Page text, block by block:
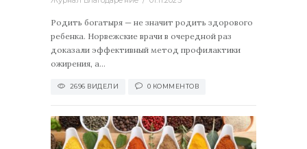
Родить богатыря — не значит родить здорового
ребенка. Норвежские врачи в очередной раз
доказали эффективный метод профилактики
ожирения, а...
2696 ВИДЕЛИ 0 КОММЕНТОВ